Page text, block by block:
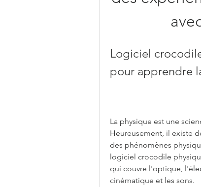
Logiciel
pour apprendre
La physique est une
Heureusement, il existe
des phénomènes
logiciel crocodile
qui couvre l'optique,
cinématique et les sons.